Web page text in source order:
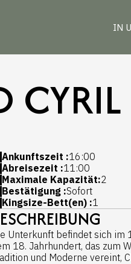
IN
CYRIL
Ankunftszeit :16:00
Abreisezeit :11:00
Maximale Kapazität:2
Bestätigung :Sofort
Kingsize-Bett(en) :1
Unterkunft befindet sich im
18. Jahrhundert, das zum
und Moderne vereint,